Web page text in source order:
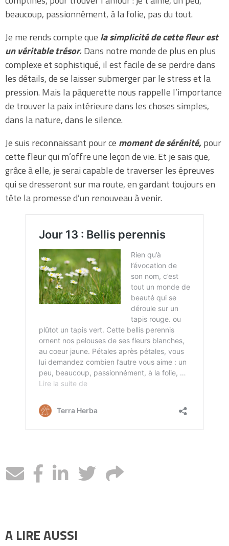
beaucoup, passionnément, à la folie, pas du tout.
Je me rends compte que la simplicité de cette fleur est
un véritable trésor.Dans notre monde de plus en plus
complexe et sophistiqué, il est facile de se perdre dans
les détails, de se laisser submerger par le stress et la
pression. Mais la pâquerette nous rappelle l’importance
de trouver la paix intérieure dans les choses simples,
dans la nature, dans le silence.
Je suis reconnaissant pour ce moment de sérénité,pour
cette fleur qui m’offre une leçon de vie. Et je sais que,
grâce à elle, je serai capable de traverser les épreuves
qui se dresseront sur ma route, en gardant toujours en
tête la promesse d’un renouveau à venir.
A LIRE AUSSI